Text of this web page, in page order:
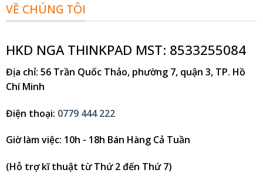
VỀ CHÚNG TÔI
HKD NGA THINKPAD MST: 8533255084
Địa chỉ: 56 Trần Quốc Thảo, phường 7, quận 3, TP. Hồ
Chí Minh
Điện thoại: 0779 444 222
Giờ làm việc: 10h - 18h Bán Hàng Cả Tuần
(Hỗ trợ kĩ thuật từ Thứ 2 đến Thứ 7)